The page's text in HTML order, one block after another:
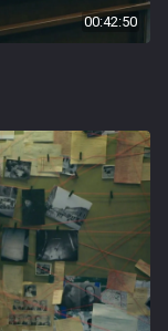
00:42:50